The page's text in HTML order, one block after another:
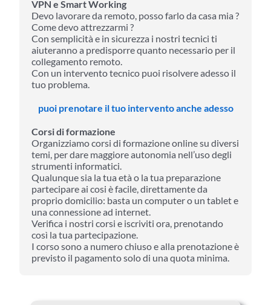
VPN e Smart Working
Devo lavorare da remoto, posso farlo da casa mia ?
Come devo attrezzarmi ?
Con semplicità e in sicurezza i nostri tecnici ti
aiuteranno a predisporre quanto necessario per il
collegamento remoto.
Con un intervento tecnico puoi risolvere adesso il
tuo problema.
puoi prenotare il tuo intervento anche adesso
Corsi di formazione
Organizziamo corsi di formazione online su diversi
temi, per dare maggiore autonomia nell’uso degli
strumenti informatici.
Qualunque sia la tua età o la tua preparazione
partecipare ai cosi è facile, direttamente da
proprio domicilio: basta un computer o un tablet e
una connessione ad internet.
Verifica i nostri corsi e iscriviti ora, prenotando
così la tua partecipazione.
I corso sono a numero chiuso e alla prenotazione è
previsto il pagamento solo di una quota minima.